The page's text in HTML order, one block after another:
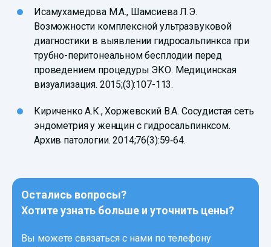
Исамухамедова М.А., Шамсиева Л.Э.
Возможности комплексной ультразвуковой
диагностики в выявлении гидросальпинкса при
трубно-перитонеальном бесплодии перед
проведением процедуры ЭКО. Медицинская
визуализация. 2015;(3):107-113.
Кириченко А.К., Хоржевский В.А. Сосудистая сеть
эндометрия у женщин с гидросальпинксом.
Архив патологии. 2014;76(3):59‑64.
Остались вопросы?
Хотите узнать больше и уточнить цены?
Вы можете связаться с нами по телефону